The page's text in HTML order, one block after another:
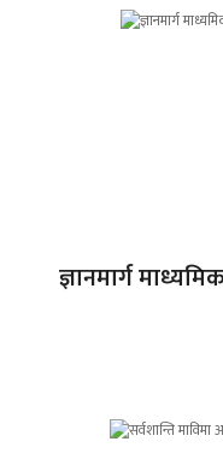
ज्ञानमार्ग